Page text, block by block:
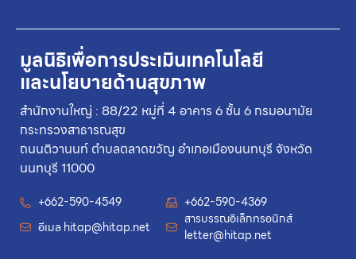
มูลนิธิเพื่อการประเมินเทคโนโลยี
และนโยบายด้านสุขภาพ
สำนักงานใหญ่ : 88/22 หมู่ที่ 4 อาคาร 6 ชั้น 6 กรมอนามัย
กระทรวงสาธารณสุข
ถนนติวานนท์ ตำบลตลาดขวัญ อำเภอเมืองนนทบุรี จังหวัด
นนทบุรี 11000
+662-590-4549
+662-590-4369
อีเมล hitap@hitap.net
สารบรรณอิเล็กทรอนิกส์
letter@hitap.net